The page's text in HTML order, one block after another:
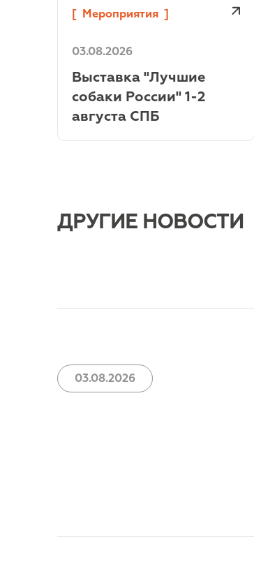
Мероприятия
03.08.2026
Выставка "Лучшие
собаки России" 1-2
августа СПБ
ДРУГИЕ НОВОСТИ
03.08.2026